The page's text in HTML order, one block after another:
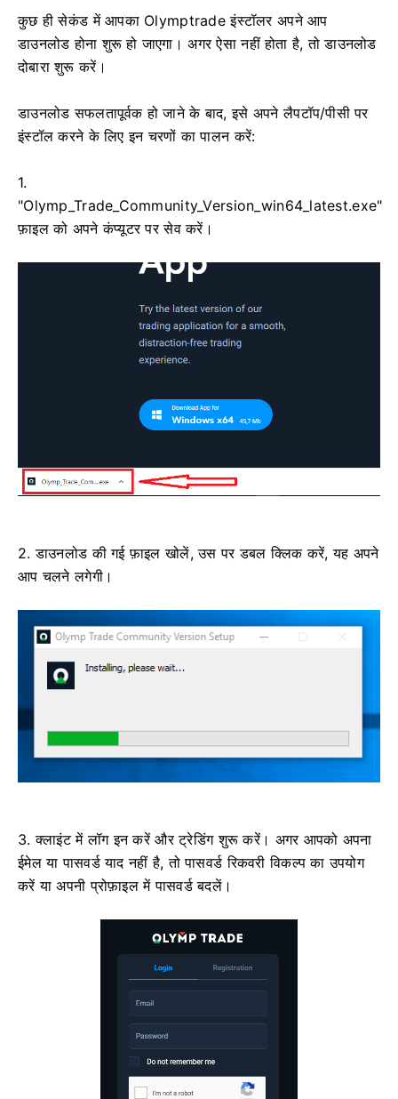
कुछ ही सेकंड में आपका Olymptrade इंस्टॉलर अपने आप
डाउनलोड होना शुरू हो जाएगा। अगर ऐसा नहीं होता है, तो डाउनलोड
दोबारा शुरू करें।
डाउनलोड सफलतापूर्वक हो जाने के बाद, इसे अपने लैपटॉप/पीसी पर
इंस्टॉल करने के लिए इन चरणों का पालन करें:
1.
"Olymp_Trade_Community_Version_win64_latest.exe"
फ़ाइल को अपने कंप्यूटर पर सेव करें।
2. डाउनलोड की गई फ़ाइल खोलें, उस पर डबल क्लिक करें, यह अपने
आप चलने लगेगी।
3. क्लाइंट में लॉग इन करें और ट्रेडिंग शुरू करें। अगर आपको अपना
ईमेल या पासवर्ड याद नहीं है, तो पासवर्ड रिकवरी विकल्प का उपयोग
करें या अपनी प्रोफ़ाइल में पासवर्ड बदलें।